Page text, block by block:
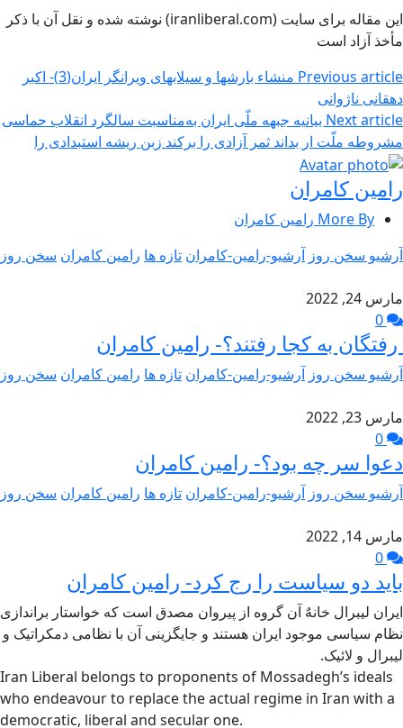
این مقاله برای سایت (iranliberal.com) نوشته شده و نقل آن با ذکر
مأخذ آزاد است
Previous article
منشاء بارشها و سیلابهای ویرانگر ایران(3)- اکبر
دهقانی ناژوانی
Next article بیانیه جبهه ملّی ایران به‌مناسبت سالگرد انقلاب حماسی
مشروطه ملّت ار بداند ثمر آزادی را برکند زبن ریشه استبدادی را
رامین کامران
More By رامین کامران
آرشیو سخن روز آرشیو-رامین-کامران تازه ها رامین کامران سخن روز
مارس 24, 2022
رفتگان به کجا رفتند؟- رامین کامران
آرشیو سخن روز آرشیو-رامین-کامران تازه ها رامین کامران سخن روز
مارس 23, 2022
دعوا سر چه بود؟- رامین کامران
آرشیو سخن روز آرشیو-رامین-کامران تازه ها رامین کامران سخن روز
مارس 14, 2022
باید دو سیاست را رج کرد- رامین کامران
ایران لیبرال خانهٌ آن گروه از پیروان مصدق است که خواستار براندازی
نظام سیاسی موجود ایران هستند و جایگزینی آن با نظامی دمکراتیک و
لیبرال و لائیک.
Iran Liberal belongs to proponents of Mossadegh’s ideals
who endeavour to replace the actual regime in Iran with a
democratic, liberal and secular one.